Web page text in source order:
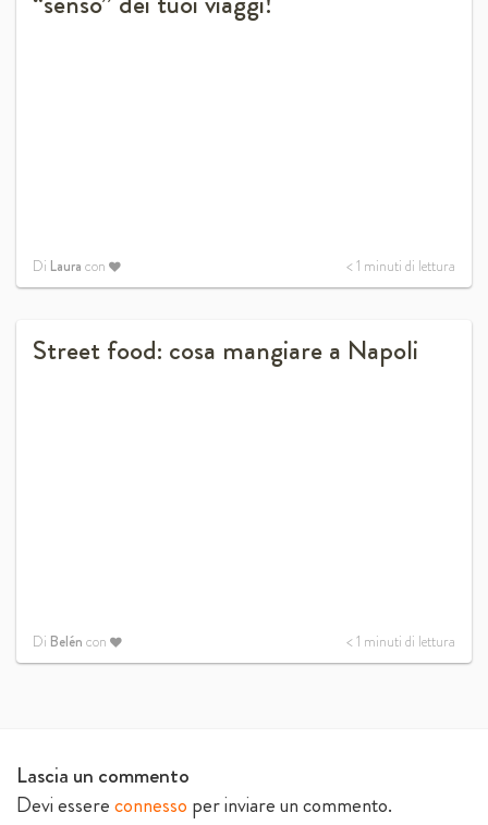
Di Laura con < 1 minuti di lettura
Street food: cosa mangiare a Napoli
Di Belén con < 1 minuti di lettura
Lascia un commento
Devi essereconnesso per inviare un commento.